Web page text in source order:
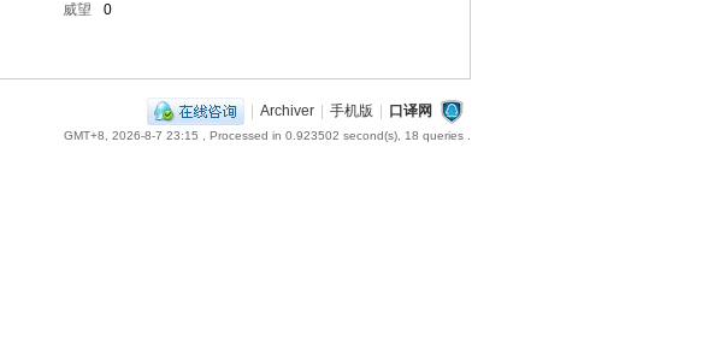
威望
0
| Archiver | 手机版 | 口译网
GMT+8, 2026-8-7 23:15 , Processed in 0.923502 second(s), 18 queries .